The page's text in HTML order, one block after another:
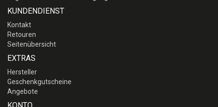
KUNDENDIENST
Kontakt
Retouren
Seitenübersicht
EXTRAS
Hersteller
Geschenkgutscheine
Angebote